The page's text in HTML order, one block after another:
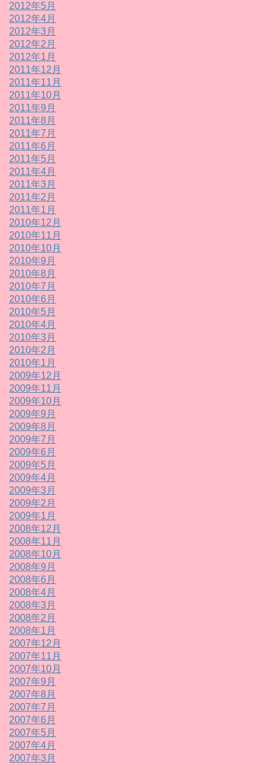
2012年5月
2012年4月
2012年3月
2012年2月
2012年1月
2011年12月
2011年11月
2011年10月
2011年9月
2011年8月
2011年7月
2011年6月
2011年5月
2011年4月
2011年3月
2011年2月
2011年1月
2010年12月
2010年11月
2010年10月
2010年9月
2010年8月
2010年7月
2010年6月
2010年5月
2010年4月
2010年3月
2010年2月
2010年1月
2009年12月
2009年11月
2009年10月
2009年9月
2009年8月
2009年7月
2009年6月
2009年5月
2009年4月
2009年3月
2009年2月
2009年1月
2008年12月
2008年11月
2008年10月
2008年9月
2008年6月
2008年4月
2008年3月
2008年2月
2008年1月
2007年12月
2007年11月
2007年10月
2007年9月
2007年8月
2007年7月
2007年6月
2007年5月
2007年4月
2007年3月